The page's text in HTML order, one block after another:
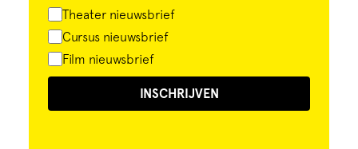
Theater nieuwsbrief
Cursus nieuwsbrief
Film nieuwsbrief
INSCHRIJVEN